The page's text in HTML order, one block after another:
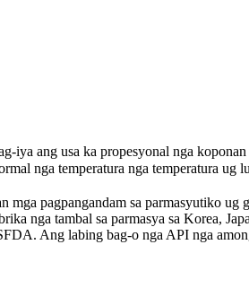
iya ang usa ka propesyonal nga
nga temperatura nga temperatura
mga pagpangandam sa parmasyutiko
nga tambal sa parmasya sa Korea,
Ang labing bag-o nga API nga